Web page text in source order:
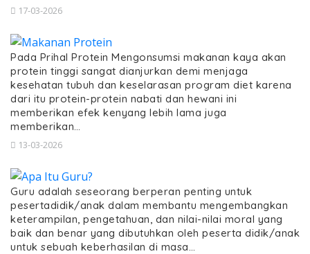
17-03-2026
Pada Prihal Protein Mengonsumsi makanan kaya akan
protein tinggi sangat dianjurkan demi menjaga
kesehatan tubuh dan keselarasan program diet karena
dari itu protein-protein nabati dan hewani ini
memberikan efek kenyang lebih lama juga
memberikan…
13-03-2026
Guru adalah seseorang berperan penting untuk
pesertadidik/anak dalam membantu mengembangkan
keterampilan, pengetahuan, dan nilai-nilai moral yang
baik dan benar yang dibutuhkan oleh peserta didik/anak
untuk sebuah keberhasilan di masa…